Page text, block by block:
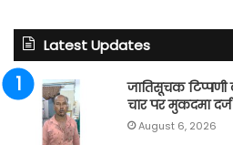
Latest Updates
जातिसूचक टिप्पणी
चार पर मुकदमा दर्ज
August 6, 2026